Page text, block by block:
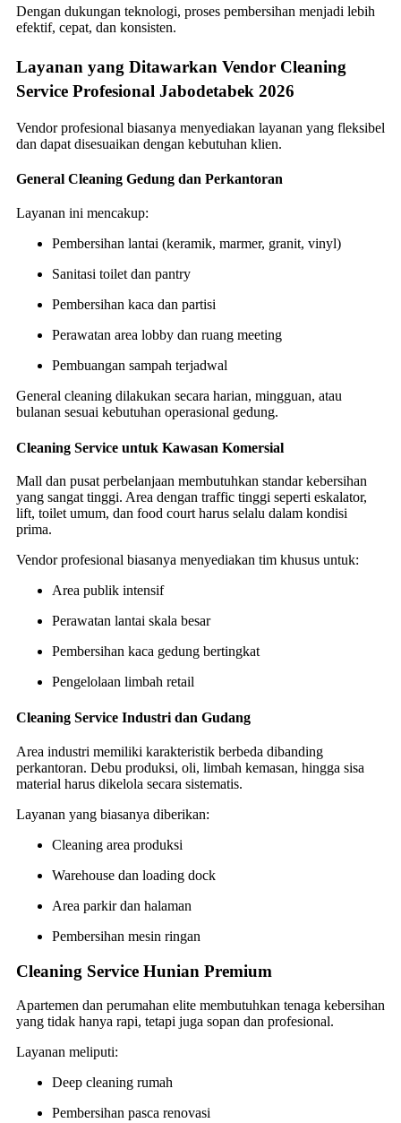
Dengan dukungan teknologi, proses pembersihan menjadi lebih
efektif, cepat, dan konsisten.
Layanan yang Ditawarkan Vendor Cleaning
Service Profesional Jabodetabek 2026
Vendor profesional biasanya menyediakan layanan yang fleksibel
dan dapat disesuaikan dengan kebutuhan klien.
General Cleaning Gedung dan Perkantoran
Layanan ini mencakup:
Pembersihan lantai (keramik, marmer, granit, vinyl)
Sanitasi toilet dan pantry
Pembersihan kaca dan partisi
Perawatan area lobby dan ruang meeting
Pembuangan sampah terjadwal
General cleaning dilakukan secara harian, mingguan, atau
bulanan sesuai kebutuhan operasional gedung.
Cleaning Service untuk Kawasan Komersial
Mall dan pusat perbelanjaan membutuhkan standar kebersihan
yang sangat tinggi. Area dengan traffic tinggi seperti eskalator,
lift, toilet umum, dan food court harus selalu dalam kondisi
prima.
Vendor profesional biasanya menyediakan tim khusus untuk:
Area publik intensif
Perawatan lantai skala besar
Pembersihan kaca gedung bertingkat
Pengelolaan limbah retail
Cleaning Service Industri dan Gudang
Area industri memiliki karakteristik berbeda dibanding
perkantoran. Debu produksi, oli, limbah kemasan, hingga sisa
material harus dikelola secara sistematis.
Layanan yang biasanya diberikan:
Cleaning area produksi
Warehouse dan loading dock
Area parkir dan halaman
Pembersihan mesin ringan
Cleaning Service Hunian Premium
Apartemen dan perumahan elite membutuhkan tenaga kebersihan
yang tidak hanya rapi, tetapi juga sopan dan profesional.
Layanan meliputi:
Deep cleaning rumah
Pembersihan pasca renovasi